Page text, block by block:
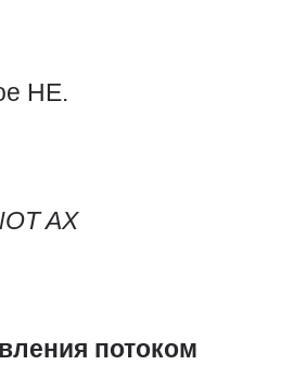
НЕ.
AX
потоком